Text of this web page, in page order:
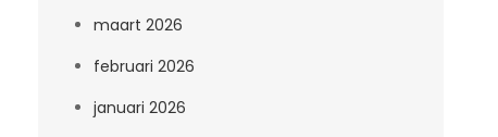
maart 2026
februari 2026
januari 2026